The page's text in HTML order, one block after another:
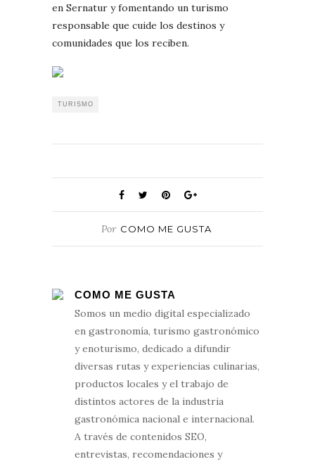
en Sernatur y fomentando un turismo
responsable que cuide los destinos y
comunidades que los reciben.
TURISMO
Por COMO ME GUSTA
COMO ME GUSTA
Somos un medio digital especializado
en gastronomía, turismo gastronómico
y enoturismo, dedicado a difundir
diversas rutas y experiencias culinarias,
productos locales y el trabajo de
distintos actores de la industria
gastronómica nacional e internacional.
A través de contenidos SEO,
entrevistas, recomendaciones y